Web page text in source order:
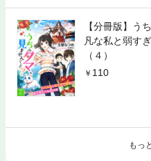
【分冊版】う
凡な私と弱す
（４）
110
もっ